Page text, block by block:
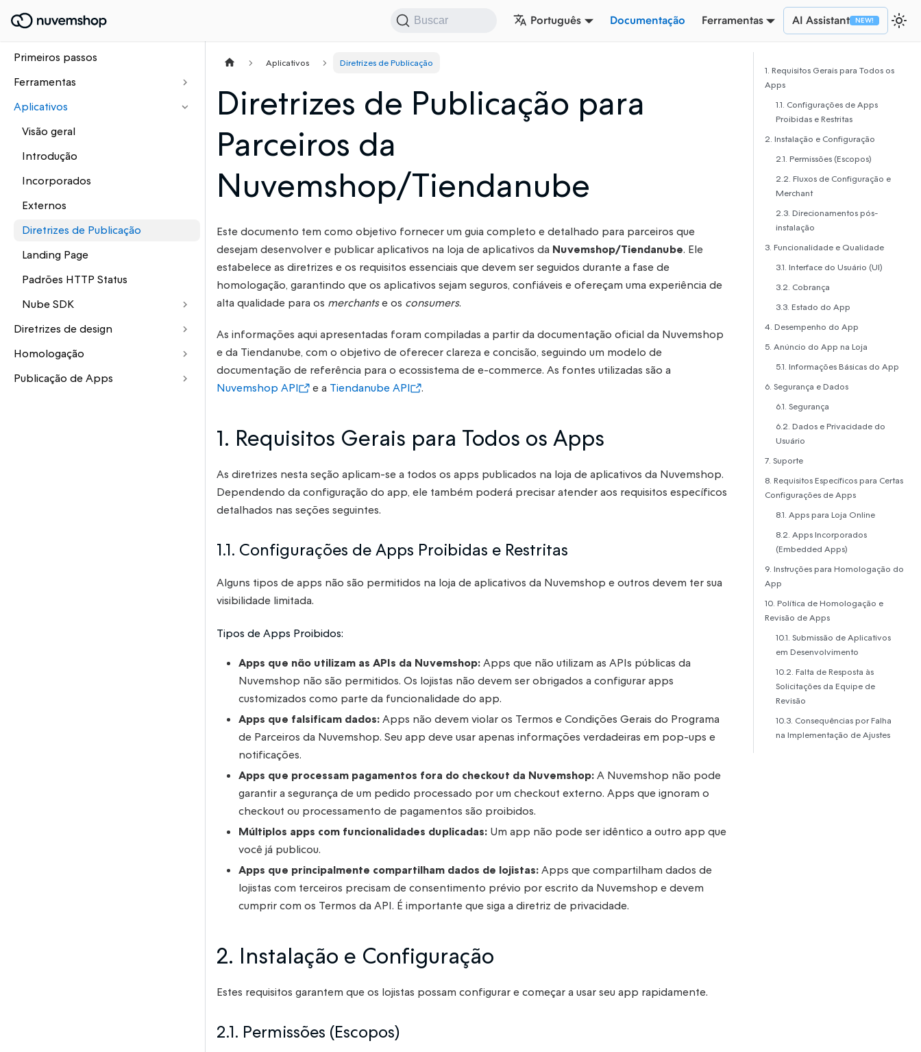
Buscar Português Documentação Ferramentas AI Assistant
Primeiros passos
Ferramentas
Aplicativos
Visão geral
Introdução
Incorporados
Externos
Diretrizes de Publicação
Landing Page
Padrões HTTP Status
Nube SDK
Diretrizes de design
Homologação
Publicação de Apps
Aplicativos Diretrizes de Publicação
Diretrizes de Publicação para
Parceiros da
Nuvemshop/Tiendanube
Este documento tem como objetivo fornecer um guia completo e detalhado para parceiros que
desejam desenvolver e publicar aplicativos na loja de aplicativos da Nuvemshop/Tiendanube. Ele
estabelece as diretrizes e os requisitos essenciais que devem ser seguidos durante a fase de
homologação, garantindo que os aplicativos sejam seguros, confiáveis e ofereçam uma experiência de
alta qualidade para os merchantse os consumers.
As informações aqui apresentadas foram compiladas a partir da documentação oficial da Nuvemshop
e da Tiendanube, com o objetivo de oferecer clareza e concisão, seguindo um modelo de
documentação de referência para o ecossistema de e-commerce. As fontes utilizadas são a
Nuvemshop API
e a Tiendanube API .
1. Requisitos Gerais para Todos os Apps
As diretrizes nesta seção aplicam-se a todos os apps publicados na loja de aplicativos da Nuvemshop.
Dependendo da configuração do app, ele também poderá precisar atender aos requisitos específicos
detalhados nas seções seguintes.
1.1. Configurações de Apps Proibidas e Restritas
Alguns tipos de apps não são permitidos na loja de aplicativos da Nuvemshop e outros devem ter sua
visibilidade limitada.
Tipos de Apps Proibidos:
Apps que não utilizam as APIs da Nuvemshop:Apps que não utilizam as APIs públicas da
Nuvemshop não são permitidos. Os lojistas não devem ser obrigados a configurar apps
customizados como parte da funcionalidade do app.
Apps que falsificam dados:Apps não devem violar os Termos e Condições Gerais do Programa
de Parceiros da Nuvemshop. Seu app deve usar apenas informações verdadeiras em pop-ups e
notificações.
Apps que processam pagamentos fora do checkout da Nuvemshop:A Nuvemshop não pode
garantir a segurança de um pedido processado por um checkout externo. Apps que ignoram o
checkout ou processamento de pagamentos são proibidos.
Múltiplos apps com funcionalidades duplicadas: Um app não pode ser idêntico a outro app que
você já publicou.
Apps que principalmente compartilham dados de lojistas:Apps que compartilham dados de
lojistas com terceiros precisam de consentimento prévio por escrito da Nuvemshop e devem
cumprir com os Termos da API. É importante que siga a diretriz de privacidade.
2. Instalação e Configuração
Estes requisitos garantem que os lojistas possam configurar e começar a usar seu app rapidamente.
2.1. Permissões (Escopos)
1. Requisitos Gerais para Todos os
Apps
1.1. Configurações de Apps
Proibidas e Restritas
2. Instalação e Configuração
2.1. Permissões (Escopos)
2.2. Fluxos de Configuração e
Merchant
2.3. Direcionamentos pós-
instalação
3. Funcionalidade e Qualidade
3.1. Interface do Usuário (UI)
3.2. Cobrança
3.3. Estado do App
4. Desempenho do App
5. Anúncio do App na Loja
5.1. Informações Básicas do App
6. Segurança e Dados
6.1. Segurança
6.2. Dados e Privacidade do
Usuário
7. Suporte
8. Requisitos Específicos para Certas
Configurações de Apps
8.1. Apps para Loja Online
8.2. Apps Incorporados
(Embedded Apps)
9. Instruções para Homologação do
App
10. Política de Homologação e
Revisão de Apps
10.1. Submissão de Aplicativos
em Desenvolvimento
10.2. Falta de Resposta às
Solicitações da Equipe de
Revisão
10.3. Consequências por Falha
na Implementação de Ajustes